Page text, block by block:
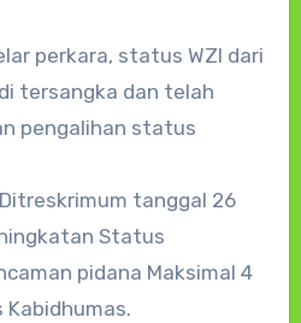
perkara, status WZI dari
tersangka dan telah
pengalihan status
tanggal 26
Status
pidana Maksimal 4
Kabidhumas.